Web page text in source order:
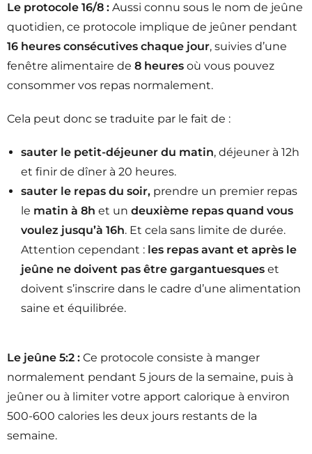
Le protocole 16/8 : Aussi connu sous le nom de jeûne
quotidien, ce protocole implique de jeûner pendant
16 heures consécutives chaque jour, suivies d’une
fenêtre alimentaire de 8 heures où vous pouvez
consommer vos repas normalement.
Cela peut donc se traduite par le fait de :
sauter le petit-déjeuner du matin, déjeuner à 12h
et finir de dîner à 20 heures.
sauter le repas du soir, prendre un premier repas
le matin à 8h et un deuxième repas quand vous
voulez jusqu’à 16h. Et cela sans limite de durée.
Attention cependant : les repas avant et après le
jeûne ne doivent pas être gargantuesques et
doivent s’inscrire dans le cadre d’une alimentation
saine et équilibrée.
Le jeûne 5:2 : Ce protocole consiste à manger
normalement pendant 5 jours de la semaine, puis à
jeûner ou à limiter votre apport calorique à environ
500-600 calories les deux jours restants de la
semaine.